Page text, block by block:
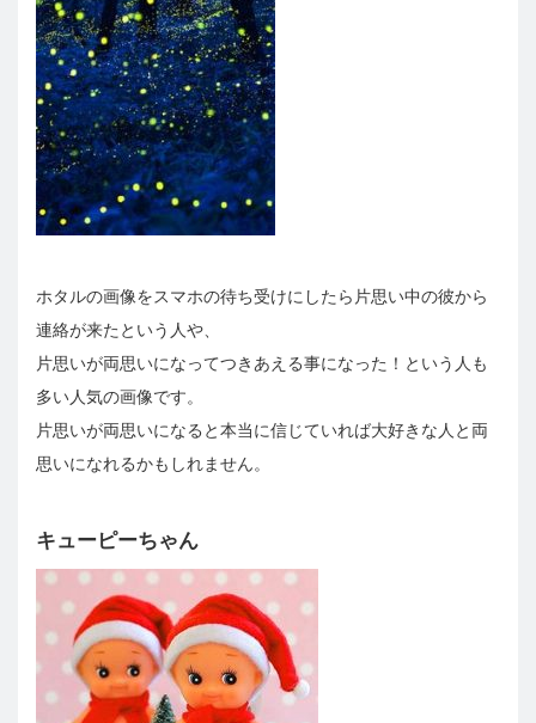
ホタルの画像をスマホの待ち受けにしたら片思い中の彼から
連絡が来たという人や、
片思いが両思いになってつきあえる事になった！という人も
多い人気の画像です。
片思いが両思いになると本当に信じていれば大好きな人と両
思いになれるかもしれません。
キューピーちゃん